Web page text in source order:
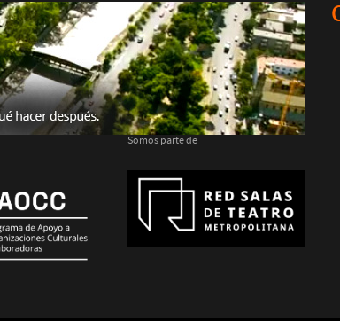
Somos parte de